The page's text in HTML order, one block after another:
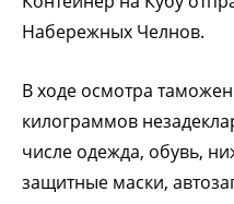
Набережных Челнов.
В ходе осмотра
килограммов
числе одежда, обувь,
защитные маски,